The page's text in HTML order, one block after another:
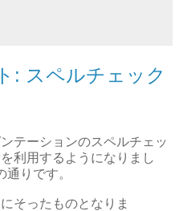
: スペルチェック
テーションのスペルチェッ
利用するようになりまし
りです。
そったものとなりま